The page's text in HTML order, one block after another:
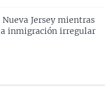
Jersey mientras
inmigración irregular